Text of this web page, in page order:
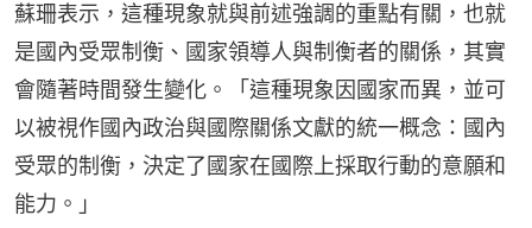
蘇珊表示，這種現象就與前述強調的重點有關，也就
是國內受眾制衡、國家領導人與制衡者的關係，其實
會隨著時間發生變化。「這種現象因國家而異，並可
以被視作國內政治與國際關係文獻的統一概念：國內
受眾的制衡，決定了國家在國際上採取行動的意願和
能力。」